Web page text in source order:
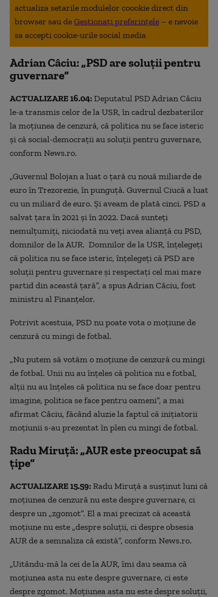
actualiza setarile modulelor coookie direct din
browser sau deGestionați preferințele – e nevoie
sa accepti cookie-urile social media
Adrian Câciu: „PSD are soluții pentru
guvernare”
ACTUALIZARE 16.04:Deputatul PSD Adrian Câciu
le-a transmis celor de la USR, în cadrul dezbaterilor
la moţiunea de cenzură, că politica nu se face isteric
şi că social-democraţii au soluţii pentru guvernare,
conform News.ro.
„Guvernul Bolojan a luat o ţară cu nouă miliarde de
euro în Trezorezie, în punguţă. Guvernul Ciucă a luat
cu un miliard de euro. Şi aveam de plată cinci. PSD a
salvat ţara în 2021 şi în 2022. Dacă sunteţi
nemulţumiţi, niciodată nu veţi avea alianţă cu PSD,
domnilor de la AUR. Domnilor de la USR, înţelegeţi
că politica nu se face isteric, înţelegeţi că PSD are
soluţii pentru guvernare şi respectaţi cel mai mare
partid din această ţară”, a spus Adrian Câciu, fost
ministru al Finanţelor.
Potrivit acestuia, PSD nu poate vota o moţiune de
cenzură cu mingi de fotbal.
„Nu putem să votăm o moţiune de cenzură cu mingi
de fotbal. Unii nu au înţeles că politica nu e fotbal,
alţii nu au înţeles că politica nu se face doar pentru
imagine, politica se face pentru oameni”, a mai
afirmat Câciu, făcând aluzie la faptul că iniţiatorii
moţiunii s-au prezentat în plen cu mingi de fotbal.
Radu Miruță: „AUR este preocupat să
țipe”
ACTUALIZARE 15.59:Radu Miruță a susținut luni că
moțiunea de cenzură nu este despre guvernare, ci
despre un „zgomot”. El a mai precizat că această
moțiune nu este „despre soluții, ci despre obsesia
AUR de a semnaliza că există”, conform News.ro.
„Uitându-mă la cei de la AUR, îmi dau seama că
moţiunea asta nu este despre guvernare, ci este
despre zgomot. Moţiunea asta nu este despre soluţii,